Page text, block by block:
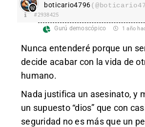
boticario4796
#2938425
Gurú demoscópico 1 año
Nunca entenderé porque un
decide acabar con la vida de
humano.
Nada justifica un asesinato, y
un supuesto “dios” que con
seguridad no es más que un